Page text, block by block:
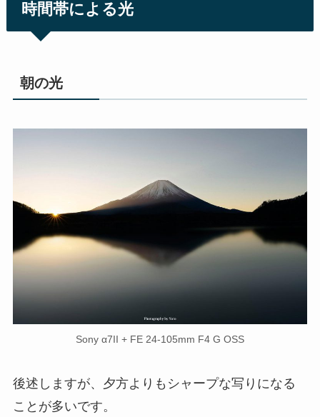
時間帯による光
朝の光
Sony α7II + FE 24-105mm F4 G OSS
後述しますが、夕方よりもシャープな写りになる
ことが多いです。